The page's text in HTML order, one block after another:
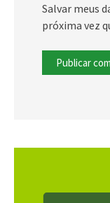
Salvar meus
próxima vez